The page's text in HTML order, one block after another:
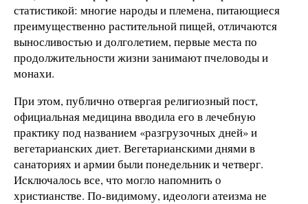
статистикой: многие народы и племена, питающиеся
преимущественно растительной пищей, отличаются
выносливостью и долголетием, первые места по
продолжительности жизни занимают пчеловоды и
монахи.
При этом, публично отвергая религиозный пост,
официальная медицина вводила его в лечебную
практику под названием «разгрузочных дней» и
вегетарианских диет. Вегетарианскими днями в
санаториях и армии были понедельник и четверг.
Исключалось все, что могло напомнить о
христианстве. По-видимому, идеологи атеизма не